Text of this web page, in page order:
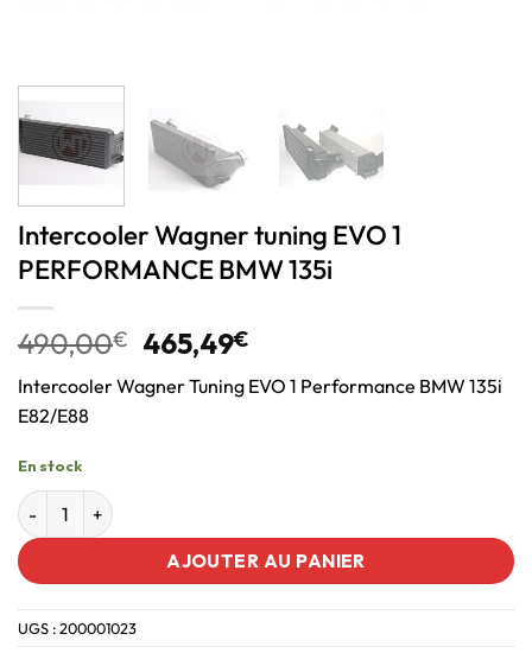
Intercooler Wagner tuning EVO 1
PERFORMANCE BMW 135i
490,00€ 465,49€
Intercooler Wagner Tuning EVO 1 Performance BMW 135i
E82/E88
En stock
AJOUTER AU PANIER
UGS :200001023